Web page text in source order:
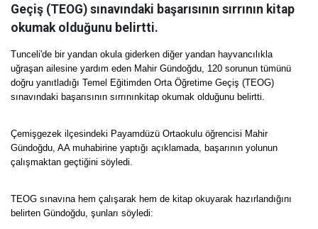
Geçiş (TEOG) sınavındaki başarısının sırrının kitap
okumak olduğunu belirtti.
Tunceli'de bir yandan okula giderken diğer yandan hayvancılıkla
uğraşan ailesine yardım eden Mahir Gündoğdu, 120 sorunun tümünü
doğru yanıtladığı Temel Eğitimden Orta Öğretime Geçiş (TEOG)
sınavındaki başarısının sırrınınkitap okumak olduğunu belirtti.
Çemişgezek ilçesindeki Payamdüzü Ortaokulu öğrencisi Mahir
Gündoğdu, AA muhabirine yaptığı açıklamada, başarının yolunun
çalışmaktan geçtiğini söyledi.
TEOG sınavına hem çalışarak hem de kitap okuyarak hazırlandığını
belirten Gündoğdu, şunları söyledi: